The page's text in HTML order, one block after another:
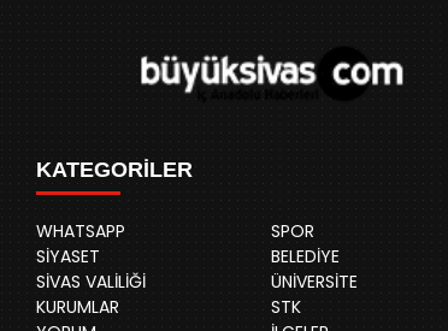
KATEGORİLER
WHATSAPP
SPOR
SİYASET
BELEDİYE
SİVAS VALİLİĞİ
ÜNİVERSİTE
KURUMLAR
STK